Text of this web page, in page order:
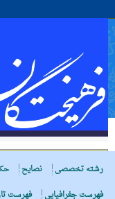
رشته تخصصی
نصایح
فهرست جغرافیایی
فهرست